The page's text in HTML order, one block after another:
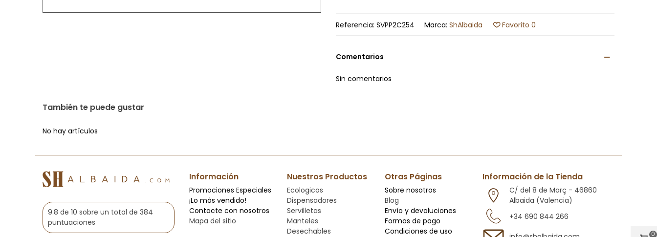
Referencia: SVPP2C254 Marca: ShAlbaida Favorito 0
Comentarios
Sin comentarios
También te puede gustar
No hay artículos
9.8 de 10 sobre un total de 384
puntuaciones
Información
Promociones Especiales
¡Lo más vendido!
Contacte con nosotros
Mapa del sitio
Nuestros Productos
Ecologicos
Dispensadores
Servilletas
Manteles
Desechables
Otras Páginas
Sobre nosotros
Blog
Envío y devoluciones
Formas de pago
Condiciones de uso
Información de la Tienda
C/ del 8 de Març - 46860
Albaida (Valencia)
+34 690 844 266
0